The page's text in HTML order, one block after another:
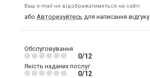
Ваш e-mail не відображатиметься на сайті
або Авторизуйтесь для написання відгуку
Обслуговування
0/12
Якість наданих послуг
0/12